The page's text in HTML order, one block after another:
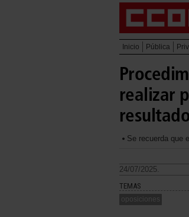
Inicio Pública
realizar
Se recuerda que
24/07/2025.
TEMAS
oposiciones